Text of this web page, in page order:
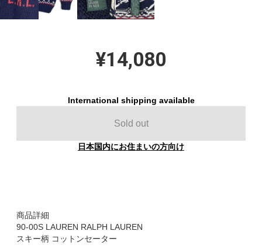
¥14,080
International shipping available
Sold out
日本国内にお住まいの方向け
商品詳細
90-00S LAUREN RALPH LAUREN
スキー柄 コットンセーター